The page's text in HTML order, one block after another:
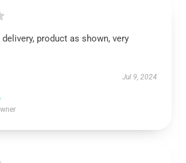
product as shown, very
Jul 9, 2024